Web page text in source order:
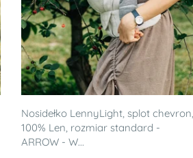
Nosidełko LennyLight, splot chevron,
100% Len, rozmiar standard -
ARROW - W...